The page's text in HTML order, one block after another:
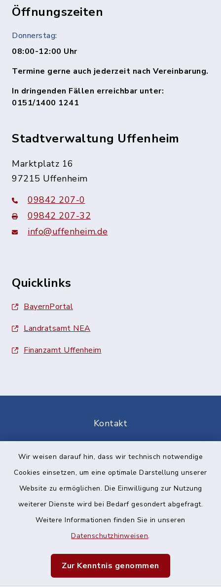
Wir weisen darauf hin, dass wir technisch notwendige
Cookies einsetzen, um eine optimale Darstellung unserer
Website zu ermöglichen. Die Einwilligung zur Nutzung
weiterer Dienste wird bei Bedarf gesondert abgefragt.
Weitere Informationen finden Sie in unseren
Datenschutzhinweisen.
Zur Kenntnis genommen
Öffnungszeiten
Donnerstag:
08:00-12:00 Uhr
Termine gerne auch jederzeit nach Vereinbarung.
In dringenden Fällen erreichbar unter:
0151/1400 1241
Stadtverwaltung Uffenheim
Marktplatz 16
97215 Uffenheim
09842 207-0
09842 207-32
info@uffenheim.de
Quicklinks
BayernPortal
Landratsamt NEA
Finanzamt Uffenheim
Kontakt
Datenschutz
Impressum
Sitemap
Cookie-Einstellungen